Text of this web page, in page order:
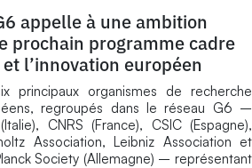
appelle à une ambition
prochain programme cadre
l’innovation européen
principaux organismes de recherche
regroupés dans le réseau G6 –
CNRS (France), CSIC (Espagne),
Association, Leibniz Association et
Society (Allemagne) – représentant